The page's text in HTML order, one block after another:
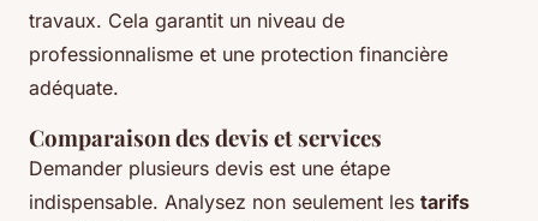
travaux. Cela garantit un niveau de
professionnalisme et une protection financière
adéquate.
Comparaison des devis et services
Demander plusieurs devis est une étape
indispensable. Analysez non seulement les tarifs